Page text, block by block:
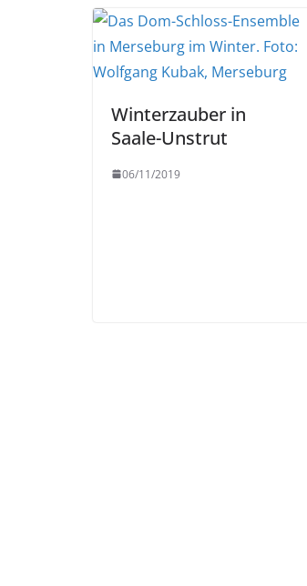
Winterzauber in
Saale-Unstrut
06/11/2019